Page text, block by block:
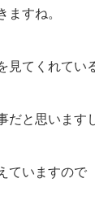
ますね。
見てくれてい
だと思います
ていますので